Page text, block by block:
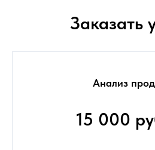
Заказать
Анализ
15 000